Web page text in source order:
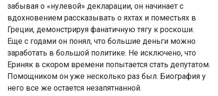
забывая о «нулевой» декларации, он начинает с
вдохновением рассказывать о яхтах и поместьях в
Греции, демонстрируя фанатичную тягу к роскоши.
Еще с годами он понял, что большие деньги можно
заработать в большой политике. Не исключено, что
Ериняк в скором времени попытается стать депутатом.
Помощником он уже несколько раз был. Биография у
него все же остается незапятнанной.